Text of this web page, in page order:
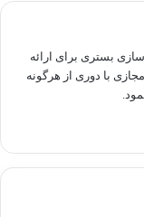
با هدف فراهم سازی بستری برای ارائه
با دوری از هرگونه